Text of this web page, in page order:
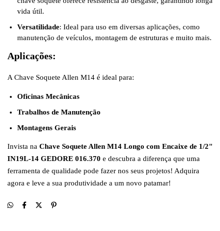
vida útil.
Versatilidade: Ideal para uso em diversas aplicações, como
manutenção de veículos, montagem de estruturas e muito mais.
Aplicações:
A Chave Soquete Allen M14 é ideal para:
Oficinas Mecânicas
Trabalhos de Manutenção
Montagens Gerais
Invista na Chave Soquete Allen M14 Longo com Encaixe de 1/2"
IN19L-14 GEDORE 016.370 e descubra a diferença que uma
ferramenta de qualidade pode fazer nos seus projetos! Adquira
agora e leve a sua produtividade a um novo patamar!